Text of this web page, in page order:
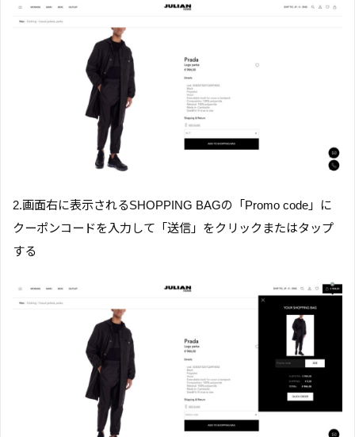
2.画面右に表示されるSHOPPING BAGの「Promo code」に
クーポンコードを入力して「送信」をクリックまたはタップ
する